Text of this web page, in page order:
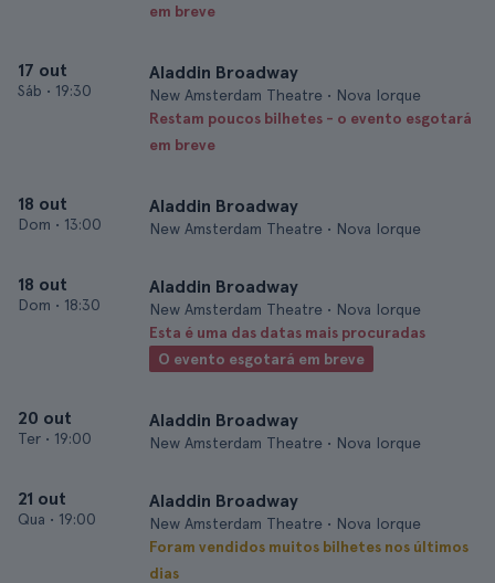
em breve
17 out
Sáb • 19:30
Aladdin Broadway
New Amsterdam Theatre • Nova Iorque
Restam poucos bilhetes - o evento esgotará
em breve
18 out
Dom • 13:00
Aladdin Broadway
New Amsterdam Theatre • Nova Iorque
18 out
Dom • 18:30
Aladdin Broadway
New Amsterdam Theatre • Nova Iorque
Esta é uma das datas mais procuradas
O evento esgotará em breve
20 out
Ter • 19:00
Aladdin Broadway
New Amsterdam Theatre • Nova Iorque
21 out
Qua • 19:00
Aladdin Broadway
New Amsterdam Theatre • Nova Iorque
Foram vendidos muitos bilhetes nos últimos
dias